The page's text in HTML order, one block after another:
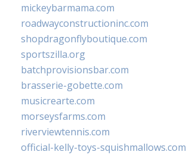
mickeybarmama.com
roadwayconstructioninc.com
shopdragonflyboutique.com
sportszilla.org
batchprovisionsbar.com
brasserie-gobette.com
musicrearte.com
morseysfarms.com
riverviewtennis.com
official-kelly-toys-squishmallows.com